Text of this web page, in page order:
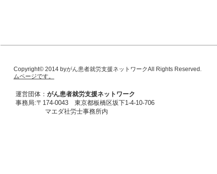
Copyright© 2014 byがん患者就労支援ネットワ
ムページです。
運営団体： がん患者就労支援ネットワーク
事務局:〒174-0043 東京都板橋区坂下1-4-10-706
マエダ社労士事務所内